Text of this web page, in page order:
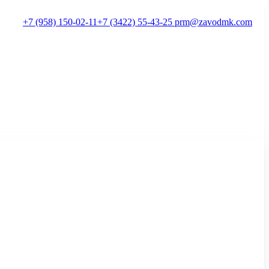
+7 (958) 150-02-11+7 (3422) 55-43-25 prm@zavodmk.com